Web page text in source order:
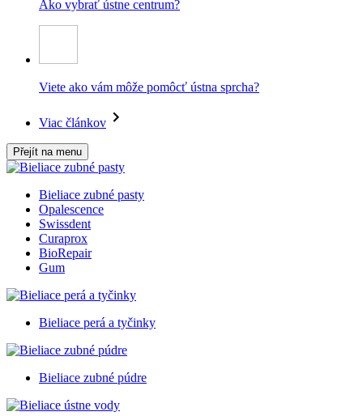
Ako vybrať ústne centrum?
Viete ako vám môže pomôcť ústna sprcha?
Viac článkov
Přejít na menu
Bieliace zubné pasty
Opalescence
Swissdent
Curaprox
BioRepair
Gum
Bieliace perá a tyčinky
Bieliace zubné púdre